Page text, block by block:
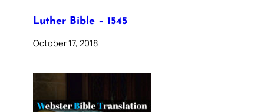
Luther Bible – 1545
October 17, 2018